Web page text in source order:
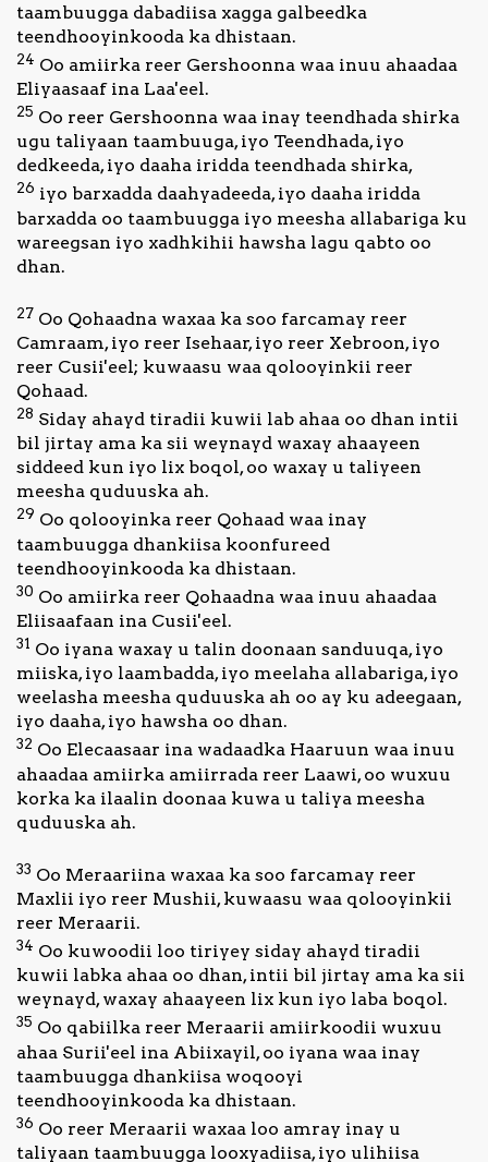
taambuugga dabadiisa xagga galbeedka
teendhooyinkooda ka dhistaan.
24 Oo amiirka reer Gershoonna waa inuu ahaadaa
Eliyaasaaf ina Laa'eel.
25 Oo reer Gershoonna waa inay teendhada shirka
ugu taliyaan taambuuga, iyo Teendhada, iyo
dedkeeda, iyo daaha iridda teendhada shirka,
26 iyo barxadda daahyadeeda, iyo daaha iridda
barxadda oo taambuugga iyo meesha allabariga ku
wareegsan iyo xadhkihii hawsha lagu qabto oo
dhan.
27 Oo Qohaadna waxaa ka soo farcamay reer
Camraam, iyo reer Isehaar, iyo reer Xebroon, iyo
reer Cusii'eel; kuwaasu waa qolooyinkii reer
Qohaad.
28 Siday ahayd tiradii kuwii lab ahaa oo dhan intii
bil jirtay ama ka sii weynayd waxay ahaayeen
siddeed kun iyo lix boqol, oo waxay u taliyeen
meesha quduuska ah.
29 Oo qolooyinka reer Qohaad waa inay
taambuugga dhankiisa koonfureed
teendhooyinkooda ka dhistaan.
30 Oo amiirka reer Qohaadna waa inuu ahaadaa
Eliisaafaan ina Cusii'eel.
31 Oo iyana waxay u talin doonaan sanduuqa, iyo
miiska, iyo laambadda, iyo meelaha allabariga, iyo
weelasha meesha quduuska ah oo ay ku adeegaan,
iyo daaha, iyo hawsha oo dhan.
32 Oo Elecaasaar ina wadaadka Haaruun waa inuu
ahaadaa amiirka amiirrada reer Laawi, oo wuxuu
korka ka ilaalin doonaa kuwa u taliya meesha
quduuska ah.
33 Oo Meraariina waxaa ka soo farcamay reer
Maxlii iyo reer Mushii, kuwaasu waa qolooyinkii
reer Meraarii.
34 Oo kuwoodii loo tiriyey siday ahayd tiradii
kuwii labka ahaa oo dhan, intii bil jirtay ama ka sii
weynayd, waxay ahaayeen lix kun iyo laba boqol.
35 Oo qabiilka reer Meraarii amiirkoodii wuxuu
ahaa Surii'eel ina Abiixayil, oo iyana waa inay
taambuugga dhankiisa woqooyi
teendhooyinkooda ka dhistaan.
36 Oo reer Meraarii waxaa loo amray inay u
taliyaan taambuugga looxyadiisa, iyo ulihiisa